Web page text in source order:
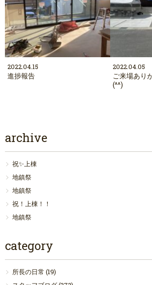
2022.04.15
進捗報告
2022.04.05
ご来場あり
(^^)
archive
祝✨上棟
地鎮祭
地鎮祭
祝！上棟！！
地鎮祭
category
所長の日常 (19)